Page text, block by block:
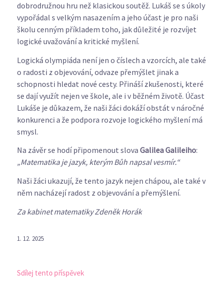
dobrodružnou hru než klasickou soutěž. Lukáš se s úkoly
vypořádal s velkým nasazením a jeho účast je pro naši
školu cenným příkladem toho, jak důležité je rozvíjet
logické uvažování a kritické myšlení.
Logická olympiáda není jen o číslech a vzorcích, ale také
o radosti z objevování, odvaze přemýšlet jinak a
schopnosti hledat nové cesty. Přináší zkušenosti, které
se dají využít nejen ve škole, ale i v běžném životě. Účast
Lukáše je důkazem, že naši žáci dokáží obstát v náročné
konkurenci a že podpora rozvoje logického myšlení má
smysl.
Na závěr se hodí připomenout slova Galilea Galileiho:
„Matematika je jazyk, kterým Bůh napsal vesmír.“
Naši žáci ukazují, že tento jazyk nejen chápou, ale také v
něm nacházejí radost z objevování a přemýšlení.
Za kabinet matematiky Zdeněk Horák
1. 12. 2025
Sdílej tento příspěvek